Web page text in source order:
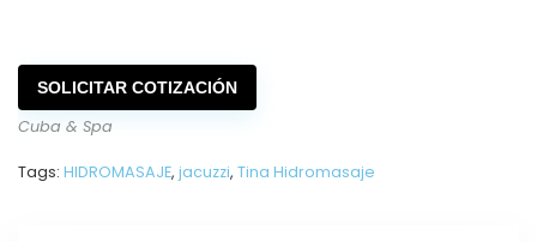
SOLICITAR COTIZACIÓN
Cuba & Spa
Tags: HIDROMASAJE, jacuzzi, Tina Hidromasaje